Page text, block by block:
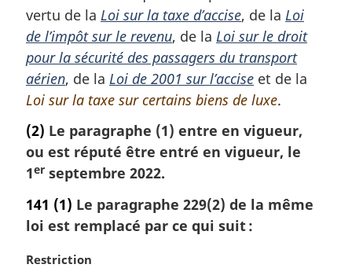
n
a
e
:
vertu de la Loi sur la taxe d’accise, de la Loi
de l’impôt sur le revenu, de la Loi sur le droit
pour la sécurité des passagers du transport
aérien, de la Loi de 2001 sur l’accise et de la
Loi sur la taxe sur certains biens de luxe.
(2) Le paragraphe (1) entre en vigueur,
ou est réputé être entré en vigueur, le
1er septembre 2022.
141 (1) Le paragraphe 229(2) de la même
loi est remplacé par ce qui suit :
N
Restriction